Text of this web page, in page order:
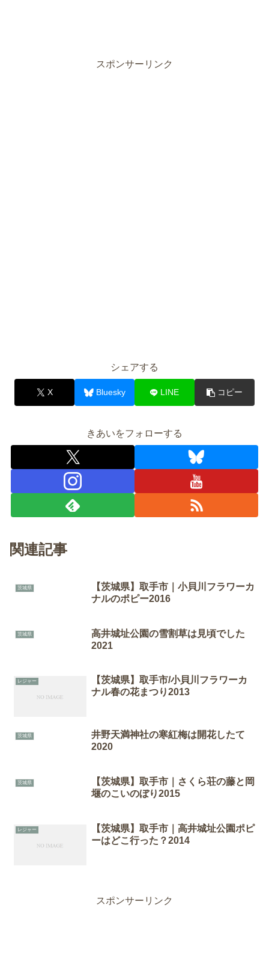
スポンサーリンク
シェアする
X Bluesky LINE コピー
きあいをフォローする
関連記事
茨城県
【茨城県】取手市｜小貝川フラワーカ
ナルのポピー2016
茨城県
高井城址公園の雪割草は見頃でした
2021
レジャー
【茨城県】取手市/小貝川フラワーカ
ナル春の花まつり2013
茨城県
井野天満神社の寒紅梅は開花したて
2020
茨城県
【茨城県】取手市｜さくら荘の藤と岡
堰のこいのぼり2015
レジャー
【茨城県】取手市｜高井城址公園ポピ
ーはどこ行った？2014
スポンサーリンク